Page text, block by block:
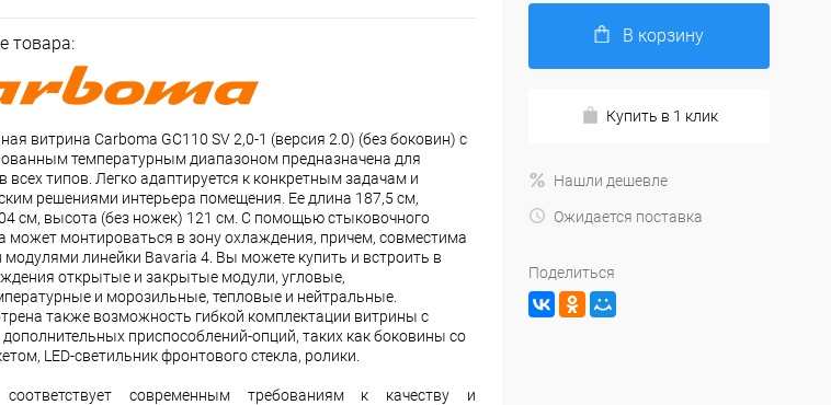
товара:
витрина Carboma GC110 SV 2,0-1 (версия 2.0) (без боковин) с
температурным диапазоном предназначена для
всех типов. Легко адаптируется к конкретным задачам и
решениями интерьера помещения. Ее длина 187,5 см,
см, высота (без ножек) 121 см. С помощью стыковочного
может монтироваться в зону охлаждения, причем, совместима
линейки Bavaria 4. Вы можете купить и встроить в
открытые и закрытые модули, угловые,
и морозильные, тепловые и нейтральные.
также возможность гибкой комплектации витрины с
приспособлений-опций, таких как боковины со
LED-светильник фронтового стекла, ролики.
соответствует современным требованиям к качеству и
В корзину
Купить в 1 клик
Нашли дешевле
Ожидается поставка
Поделиться